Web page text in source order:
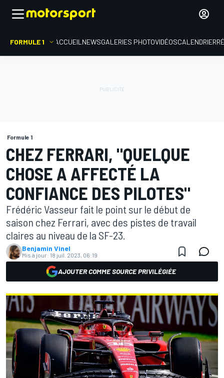
FORMULE 1 ACCUEIL NEWSGALERIES PHOTOVIDÉOSCALENDRIER
Formule 1
CHEZ FERRARI, "QUELQUE
CHOSE A AFFECTÉ LA
CONFIANCE DES PILOTES"
Frédéric Vasseur fait le point sur le début de
saison chez Ferrari, avec des pistes de travail
claires au niveau de la SF-23.
Benjamin Vinel
Mis à jour: 18 juil. 2023, 06:19
AJOUTER COMME SOURCE PRIVILÉGIÉE